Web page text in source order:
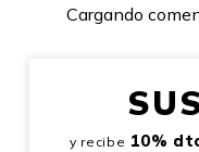
Cargando
y recibe 10%